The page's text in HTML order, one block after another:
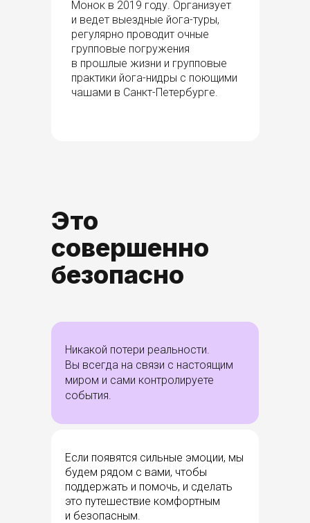
Монок в 2019 году. Организует
и ведет выездные йога-туры,
регулярно проводит очные
групповые погружения
в прошлые жизни и групповые
практики йога-нидры с поющими
чашами в Санкт-Петербурге.
Это
совершенно
безопасно
Никакой потери реальности.
Вы всегда на связи с настоящим
миром и сами контролируете
события.
Если появятся сильные эмоции, мы
будем рядом с вами, чтобы
поддержать и помочь, и сделать
это путешествие комфортным
и безопасным.